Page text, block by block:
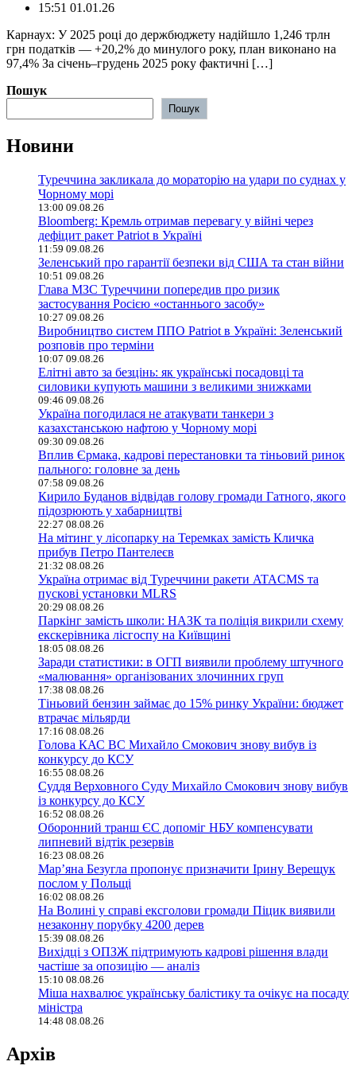
15:51 01.01.26
Карнаух: У 2025 році до держбюджету надійшло 1,246 трлн
грн податків — +20,2% до минулого року, план виконано на
97,4% За січень–грудень 2025 року фактичні […]
Пошук
Пошук
Новини
Туреччина закликала до мораторію на удари по суднах у
Чорному морі
13:00 09.08.26
Bloomberg: Кремль отримав перевагу у війні через
дефіцит ракет Patriot в Україні
11:59 09.08.26
Зеленський про гарантії безпеки від США та стан війни
10:51 09.08.26
Глава МЗС Туреччини попередив про ризик
застосування Росією «останнього засобу»
10:27 09.08.26
Виробництво систем ППО Patriot в Україні: Зеленський
розповів про терміни
10:07 09.08.26
Елітні авто за безцінь: як українські посадовці та
силовики купують машини з великими знижками
09:46 09.08.26
Україна погодилася не атакувати танкери з
казахстанською нафтою у Чорному морі
09:30 09.08.26
Вплив Єрмака, кадрові перестановки та тіньовий ринок
пального: головне за день
07:58 09.08.26
Кирило Буданов відвідав голову громади Гатного, якого
підозрюють у хабарництві
22:27 08.08.26
На мітинг у лісопарку на Теремках замість Кличка
прибув Петро Пантелеєв
21:32 08.08.26
Україна отримає від Туреччини ракети ATACMS та
пускові установки MLRS
20:29 08.08.26
Паркінг замість школи: НАЗК та поліція викрили схему
екскерівника лісгоспу на Київщині
18:05 08.08.26
Заради статистики: в ОГП виявили проблему штучного
«малювання» організованих злочинних груп
17:38 08.08.26
Тіньовий бензин займає до 15% ринку України: бюджет
втрачає мільярди
17:16 08.08.26
Голова КАС ВС Михайло Смокович знову вибув із
конкурсу до КСУ
16:55 08.08.26
Суддя Верховного Суду Михайло Смокович знову вибув
із конкурсу до КСУ
16:52 08.08.26
Оборонний транш ЄС допоміг НБУ компенсувати
липневий відтік резервів
16:23 08.08.26
Мар’яна Безугла пропонує призначити Ірину Верещук
послом у Польщі
16:02 08.08.26
На Волині у справі ексголови громади Піцик виявили
незаконну порубку 4200 дерев
15:39 08.08.26
Вихідці з ОПЗЖ підтримують кадрові рішення влади
частіше за опозицію — аналіз
15:10 08.08.26
Міша нахвалює українську балістику та очікує на посаду
міністра
14:48 08.08.26
Архів